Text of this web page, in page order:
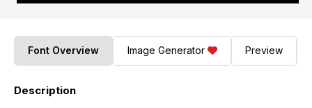
Font Overview Image Generator Preview
Description